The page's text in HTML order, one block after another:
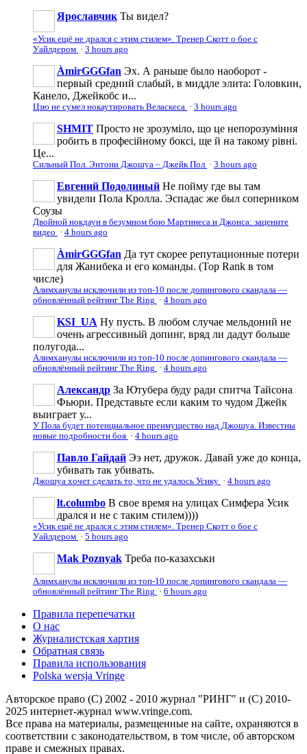
Ярославчик Ты видел?
«Усик ещё не дрался с этим стилем». Тренер Скотт о бое с
Уайлдером · 3 hours ago
ÀmirGGGfan Эх. А раньше было наоборот -
первый средний слабый, в миддле элита: Головкин,
Канело, Джейкобс и...
Цзю не сумел нокаутировать Веласкеса · 3 hours ago
SHMIT Просто не зрозуміло, що це непорозуміння
робить в професійному боксі, ще й на такому рівні.
Це...
Сильный Пол. Энтони Джошуа – Джейк Пол · 3 hours ago
Евгений Подолиный Не пойму где вы там
увидели Пола Кролла. Эспадас же был соперником
Соузы
Двойной нокдаун в безумном бою Мартинеса и Джонса: зацените
видео · 4 hours ago
ÀmirGGGfan Да тут скорее репутационные потери
для Жанибека и его команды. (Top Rank в том
числе)
Алимханулы исключили из топ-10 после допингового скандала —
обновлённый рейтинг The Ring · 4 hours ago
KSI_UA Ну пусть. В любом случае мельдоний не
очень агрессивньій допинг, вряд ли дадут больше
полугода...
Алимханулы исключили из топ-10 после допингового скандала —
обновлённый рейтинг The Ring · 4 hours ago
Александр За Ютубера буду ради спитча Тайсона
Фьюри. Представьте если каким то чудом Джейк
выиграет у...
У Пола будет потенциальное преимущество над Джошуа. Известны
новые подробности боя · 4 hours ago
Павло Гайдай Ээ нет, дружок. Давай уже до конца,
убивать так убивать.
Джошуа хочет сделать то, что не удалось Усику · 4 hours ago
lt.columbo В свое время на улицах Симфера Усик
дрался и не с таким стилем))))
«Усик ещё не дрался с этим стилем». Тренер Скотт о бое с
Уайлдером · 5 hours ago
Mak Poznyak Треба по-казахськи
Алимханулы исключили из топ-10 после допингового скандала —
обновлённый рейтинг The Ring · 6 hours ago
Правила перепечатки
О нас
Журналистская хартия
Обратная связь
Правила использования
Polska wersja Vringe
Авторское право (С) 2002 - 2010 журнал "РИНГ" и (С) 2010-
2025 интернет-журнал www.vringe.com.
Все права на материалы, размещенные на сайте, охраняются в
соответствии с законодательством, в том числе, об авторском
праве и смежных правах.